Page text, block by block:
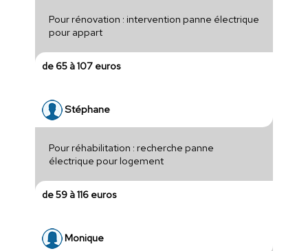
Pour rénovation : intervention panne électrique
pour appart
de 65 à 107 euros
Stéphane
Pour réhabilitation : recherche panne
électrique pour logement
de 59 à 116 euros
Monique